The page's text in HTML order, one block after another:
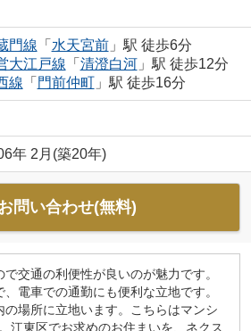
門線 「 水天宮前」駅 徒歩6分
大江戸線 「 清澄白河」駅 徒歩12分
線 「 門前仲町」駅 徒歩16分
年 2月(築20年)
問い合わせ(無料)
交通の利便性が良いのが魅力です。
電車での通勤にも便利な立地です。
場所に立地います。こちらはマンシ
江東区でお求めのお住まいを、ネクス